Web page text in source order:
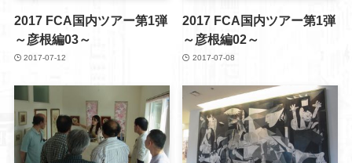
2017 FCA国内ツアー第1弾
～彦根編03～
2017-07-12
2017 FCA国内ツアー第1弾
～彦根編02～
2017-07-08